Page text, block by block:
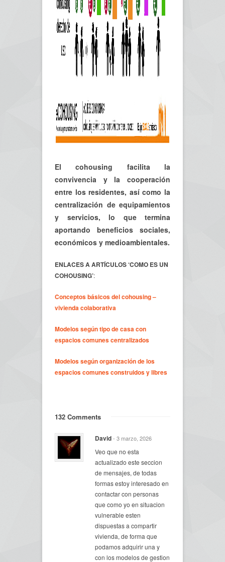
El cohousing facilita la
convivencia y la cooperación
entre los residentes, así como la
centralización de equipamientos
y servicios, lo que termina
aportando beneficios sociales,
económicos y medioambientales.
ENLACES A ARTÍCULOS ‘COMO ES UN
COHOUSING’:
Conceptos básicos del cohousing –
vivienda colaborativa
Modelos según tipo de casa con
espacios comunes centralizados
Modelos según organización de los
espacios comunes construidos y libres
132 Comments
David- 3 marzo, 2026
Veo que no esta
actualizado este seccion
de mensajes, de todas
formas estoy interesado en
contactar con personas
que como yo en situacion
vulnerable esten
dispuestas a compartir
vivienda, de forma que
podamos adquirir una y
con los modelos de gestion